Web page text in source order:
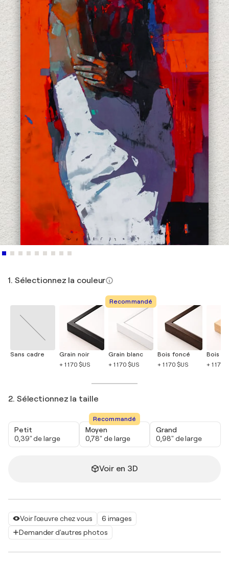
Voir l'œuvre chez vous
6 images
Demander d'autres photos
1. Sélectionnez la couleur
Sans cadre
Grain noir
+ 1 170 $US
Recommandé
Grain blanc
+ 1 170 $US
Bois foncé
+ 1 170 $US
Bois
+ 1 170
2. Sélectionnez la taille
Petit
0,39" de large
Recommandé
Moyen
0,78" de large
Grand
0,98" de large
Voir en 3D